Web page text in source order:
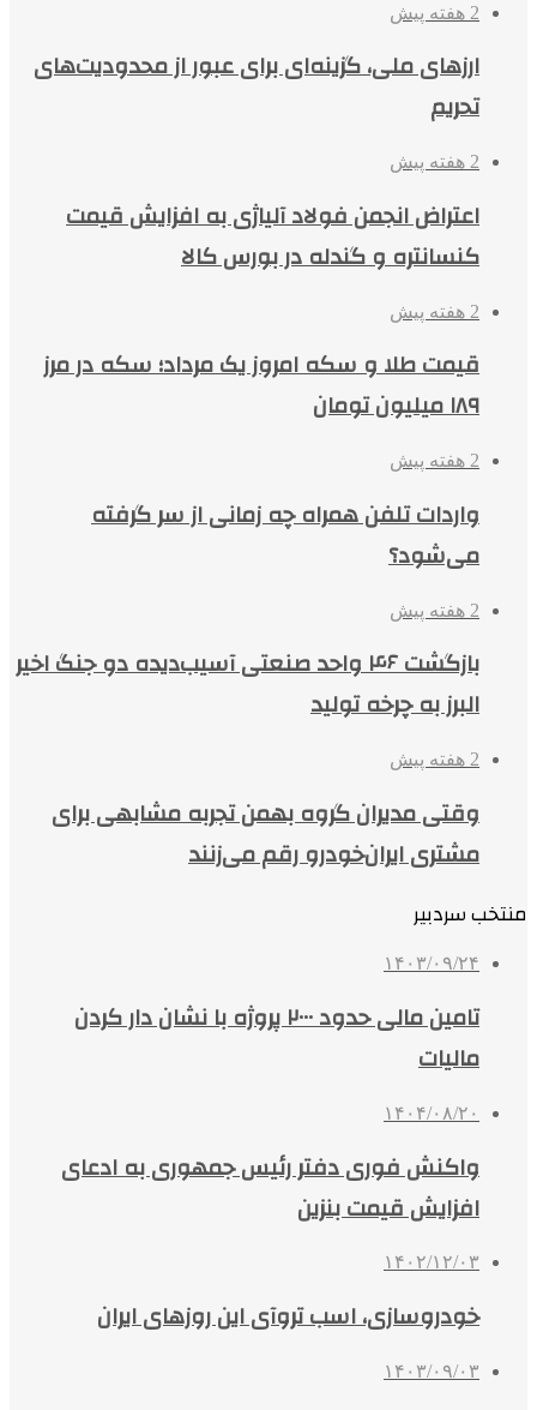
2 هفته پیش
ارزهای ملی، گزینه‌ای برای عبور از محدودیت‌های
تحریم
2 هفته پیش
اعتراض انجمن فولاد آلیاژی به افزایش قیمت
کنسانتره و گندله در بورس کالا
2 هفته پیش
قیمت طلا و سکه امروز یک مرداد؛ سکه در مرز
۱۸۹ میلیون تومان
2 هفته پیش
واردات تلفن همراه چه زمانی از سر گرفته
می‌شود؟
2 هفته پیش
بازگشت ۴۶ واحد صنعتی آسیب‌دیده دو جنگ اخیر
البرز به چرخه تولید
2 هفته پیش
وقتی مدیران گروه بهمن تجربه مشابهی برای
مشتری ایران‌خودرو رقم می‌زنند
منتخب سردبیر
۱۴۰۳/۰۹/۲۴
تامین مالی حدود ۲۰۰۰ پروژه با نشان دار کردن
مالیات
۱۴۰۴/۰۸/۲۰
واکنش فوری دفتر رئیس جمهوری به ادعای
افزایش قیمت بنزین
۱۴۰۲/۱۲/۰۳
خودروسازی، اسب تروآی این روزهای ایران
۱۴۰۳/۰۹/۰۳